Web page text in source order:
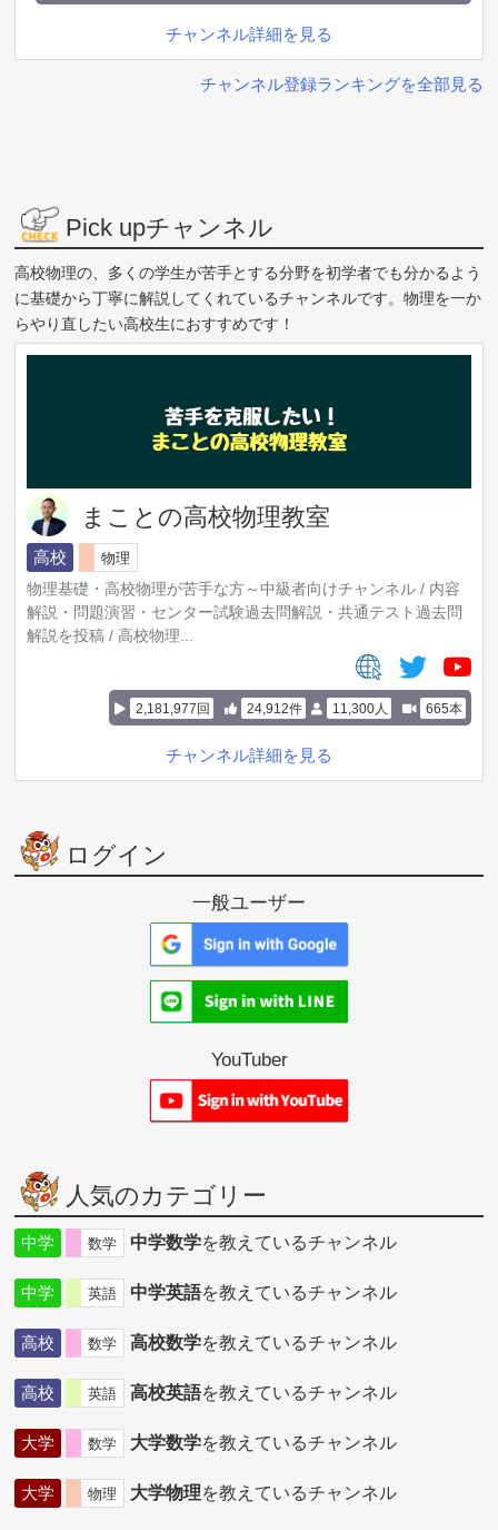
チャンネル詳細を見る
チャンネル登録ランキングを全部見る
Pick upチャンネル
高校物理の、多くの学生が苦手とする分野を初学者でも分かるよう
に基礎から丁寧に解説してくれているチャンネルです。物理を一か
らやり直したい高校生におすすめです！
まことの高校物理教室
高校
物理
物理基礎・高校物理が苦手な方～中級者向けチャンネル / 内容
解説・問題演習・センター試験過去問解説・共通テスト過去問
解説を投稿 / 高校物理...
11,300人 665本
2,181,977回 24,912件
チャンネル詳細を見る
ログイン
一般ユーザー
YouTuber
人気のカテゴリー
中学 数学 中学数学を教えているチャンネル
中学 英語 中学英語を教えているチャンネル
高校 数学 高校数学を教えているチャンネル
高校 英語 高校英語を教えているチャンネル
大学 数学 大学数学を教えているチャンネル
大学 物理 大学物理を教えているチャンネル